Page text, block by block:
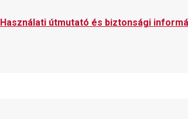
Használati útmutató és biztonsági